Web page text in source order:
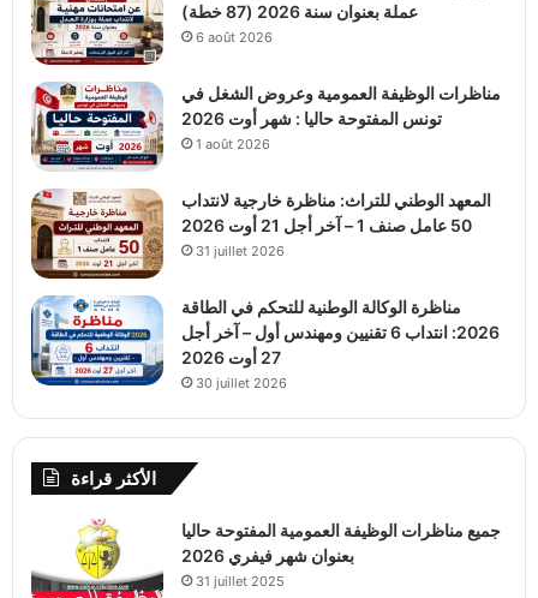
عملة بعنوان سنة 2026 (87 خطة)
6 août 2026
مناظرات الوظيفة العمومية وعروض الشغل في
تونس المفتوحة حاليا : شهر أوت 2026
1 août 2026
المعهد الوطني للتراث: مناظرة خارجية لانتداب
50 عامل صنف 1 – آخر أجل 21 أوت 2026
31 juillet 2026
مناظرة الوكالة الوطنية للتحكم في الطاقة
2026: انتداب 6 تقنيين ومهندس أول – آخر أجل
27 أوت 2026
30 juillet 2026
الأكثر قراءة
جميع مناظرات الوظيفة العمومية المفتوحة حاليا
بعنوان شهر فيفري 2026
31 juillet 2025